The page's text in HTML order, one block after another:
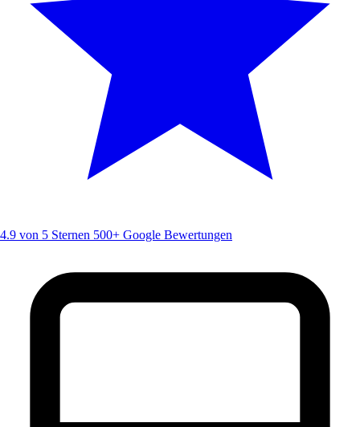
4.9 von 5 Sternen 500+ Google Bewertungen